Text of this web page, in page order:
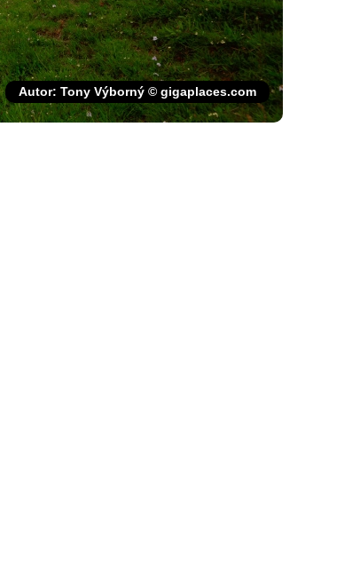
Autor: Tony Výborný © gigaplaces.com